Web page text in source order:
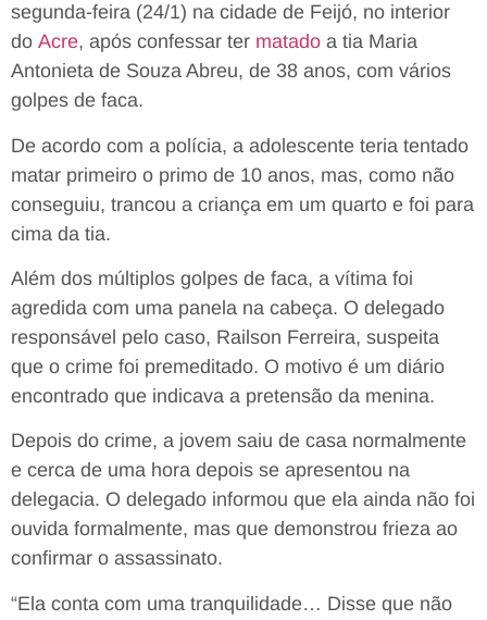
segunda-feira (24/1) na cidade de Feijó, no interior
do Acre, após confessar ter matado a tia Maria
Antonieta de Souza Abreu, de 38 anos, com vários
golpes de faca.
De acordo com a polícia, a adolescente teria tentado
matar primeiro o primo de 10 anos, mas, como não
conseguiu, trancou a criança em um quarto e foi para
cima da tia.
Além dos múltiplos golpes de faca, a vítima foi
agredida com uma panela na cabeça. O delegado
responsável pelo caso, Railson Ferreira, suspeita
que o crime foi premeditado. O motivo é um diário
encontrado que indicava a pretensão da menina.
Depois do crime, a jovem saiu de casa normalmente
e cerca de uma hora depois se apresentou na
delegacia. O delegado informou que ela ainda não foi
ouvida formalmente, mas que demonstrou frieza ao
confirmar o assassinato.
“Ela conta com uma tranquilidade… Disse que não